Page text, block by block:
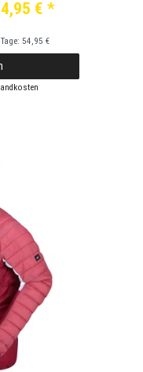
€ *
54,95 €